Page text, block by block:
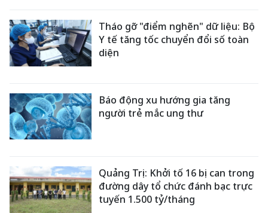
Tháo gỡ "điểm nghẽn" dữ liệu: Bộ
Y tế tăng tốc chuyển đổi số toàn
diện
Báo động xu hướng gia tăng
người trẻ mắc ung thư
Quảng Trị: Khởi tố 16 bị can trong
đường dây tổ chức đánh bạc trực
tuyến 1.500 tỷ/tháng